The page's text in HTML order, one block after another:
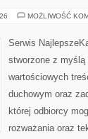
MOŻLIWOŚĆ
Serwis
stworzone z
wartościowych
duchowym oraz
której odbiorcy
rozważania oraz